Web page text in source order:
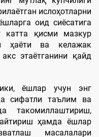
ислоҳотларни
оид сиёсатига
катта қисми мазкур
ҳаёти ва келажак
этаётганини қайд
ёшлар учун энг
сифатли таълим ва
такомиллаштириш,
ҳамда ёшлар
масалалари